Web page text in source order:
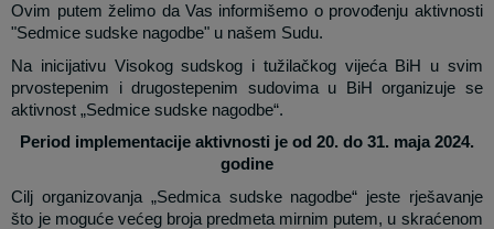
Ovim putem želimo da Vas informišemo o provođenju aktivnosti
"Sedmice sudske nagodbe" u našem Sudu.
Na inicijativu Visokog sudskog i tužilačkog vijeća BiH u svim
prvostepenim i drugostepenim sudovima u BiH organizuje se
aktivnost „Sedmice sudske nagodbe“.
Period implementacije aktivnosti je od 20. do 31. maja 2024.
godine
Cilj organizovanja „Sedmica sudske nagodbe“ jeste rješavanje
što je moguće većeg broja predmeta mirnim putem, u skraćenom